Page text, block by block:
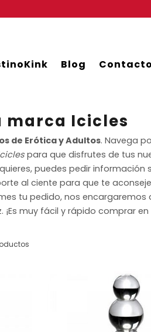
Blog Contacto
marca Icicles
de Erótica y Adultos. Navega
para que disfrutes de tus
puedes pedir información
al ciente para que te
tu pedido, nos encargaremos
muy fácil y rápido comprar en